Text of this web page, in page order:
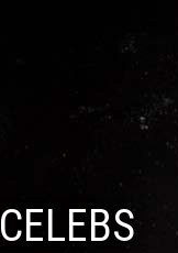
CELEBS